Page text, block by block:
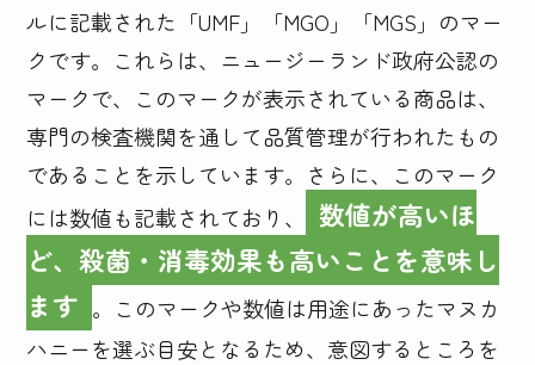
ルに記載された「UMF」「MGO」「MGS」のマー
クです。これらは、ニュージーランド政府公認の
マークで、このマークが表示されている商品は、
専門の検査機関を通して品質管理が行われたもの
であることを示しています。さらに、このマーク
には数値も記載されており、
数値が高いほ
ど、殺菌・消毒効果も高いことを意味し
ます 。このマークや数値は用途にあったマヌカ
ハニーを選ぶ目安となるため、意図するところを